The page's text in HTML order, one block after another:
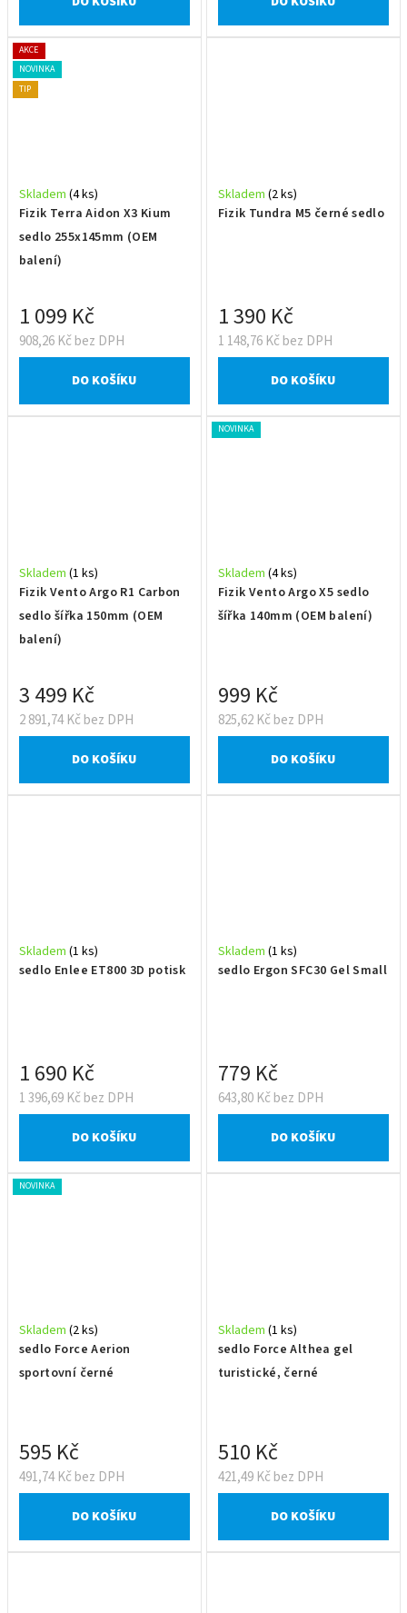
AKCE
NOVINKA
TIP
Fizik Terra Aidon X3 Kium
sedlo 255x145mm (OEM
balení)
Skladem (4 ks)
908,26 Kč bez DPH
1 099 Kč
DO KOŠÍKU
Fizik Tundra M5 černé sedlo
Skladem (2 ks)
1 148,76 Kč bez DPH
1 390 Kč
DO KOŠÍKU
Fizik Vento Argo R1 Carbon
sedlo šířka 150mm (OEM
balení)
Skladem (1 ks)
2 891,74 Kč bez DPH
3 499 Kč
DO KOŠÍKU
NOVINKA
Fizik Vento Argo X5 sedlo
šířka 140mm (OEM balení)
Skladem (4 ks)
825,62 Kč bez DPH
999 Kč
DO KOŠÍKU
sedlo Enlee ET800 3D potisk
Skladem (1 ks)
1 396,69 Kč bez DPH
1 690 Kč
DO KOŠÍKU
sedlo Ergon SFC30 Gel Small
Skladem (1 ks)
643,80 Kč bez DPH
779 Kč
DO KOŠÍKU
NOVINKA
sedlo Force Aerion
sportovní černé
Skladem (2 ks)
491,74 Kč bez DPH
595 Kč
DO KOŠÍKU
sedlo Force Althea gel
turistické, černé
Skladem (1 ks)
421,49 Kč bez DPH
510 Kč
DO KOŠÍKU